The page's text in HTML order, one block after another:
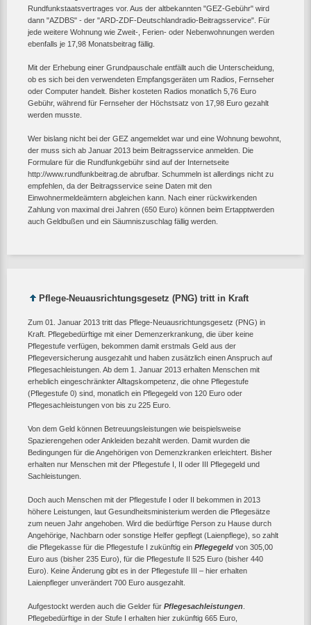
Rundfunkstaatsvertrages vor. Aus der altbekannten "GEZ-Gebühr" wird
dann "AZDBS" - der "ARD-ZDF-Deutschlandradio-Beitragsservice". Für
jede weitere Wohnung wie Zweit-, Ferien- oder Nebenwohnungen werden
ebenfalls je 17,98 Monatsbeitrag fällig.
Mit der Erhebung einer Grundpauschale entfällt auch die Unterscheidung,
ob es sich bei den verwendeten Empfangsgeräten um Radios, Fernseher
oder Computer handelt. Bisher kosteten Radios monatlich 5,76 Euro
Gebühr, während für Fernseher der Höchstsatz von 17,98 Euro gezahlt
werden musste.
Wer bislang nicht bei der GEZ angemeldet war und eine Wohnung bewohnt,
der muss sich ab Januar 2013 beim Beitragsservice anmelden. Die
Formulare für die Rundfunkgebühr sind auf der Internetseite
http://www.rundfunkbeitrag.de abrufbar. Schummeln ist allerdings nicht zu
empfehlen, da der Beitragsservice seine Daten mit den
Einwohnermeldeämtern abgleichen kann. Nach einer rückwirkenden
Zahlung von maximal drei Jahren (650 Euro) können beim Ertapptwerden
auch Geldbußen und ein Säumniszuschlag fällig werden.
Pflege-Neuausrichtungsgesetz (PNG) tritt in Kraft
Zum 01. Januar 2013 tritt das Pflege-Neuausrichtungsgesetz (PNG) in
Kraft. Pflegebedürftige mit einer Demenzerkrankung, die über keine
Pflegestufe verfügen, bekommen damit erstmals Geld aus der
Pflegeversicherung ausgezahlt und haben zusätzlich einen Anspruch auf
Pflegesachleistungen. Ab dem 1. Januar 2013 erhalten Menschen mit
erheblich eingeschränkter Alltagskompetenz, die ohne Pflegestufe
(Pflegestufe 0) sind, monatlich ein Pflegegeld von 120 Euro oder
Pflegesachleistungen von bis zu 225 Euro.
Von dem Geld können Betreuungsleistungen wie beispielsweise
Spazierengehen oder Ankleiden bezahlt werden. Damit wurden die
Bedingungen für die Angehörigen von Demenzkranken erleichtert. Bisher
erhalten nur Menschen mit der Pflegestufe I, II oder III Pflegegeld und
Sachleistungen.
Doch auch Menschen mit der Pflegestufe I oder II bekommen in 2013
höhere Leistungen, laut Gesundheitsministerium werden die Pflegesätze
zum neuen Jahr angehoben. Wird die bedürftige Person zu Hause durch
Angehörige, Nachbarn oder sonstige Helfer gepflegt (Laienpflege), so zahlt
die Pflegekasse für die Pflegestufe I zukünftig ein Pflegegeld von 305,00
Euro aus (bisher 235 Euro), für die Pflegestufe II 525 Euro (bisher 440
Euro). Keine Änderung gibt es in der Pflegestufe III – hier erhalten
Laienpfleger unverändert 700 Euro ausgezahlt.
Aufgestockt werden auch die Gelder für Pflegesachleistungen
Pflegebedürftige in der Stufe I erhalten hier zukünftig 665 Euro,